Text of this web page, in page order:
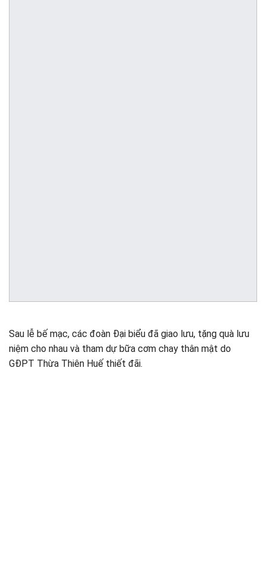
Sau lễ bế mạc, các đoàn Đại biểu đã giao lưu, tặng quà lưu
niệm cho nhau và tham dự bữa cơm chay thân mật do
GĐPT Thừa Thiên Huế thiết đãi.